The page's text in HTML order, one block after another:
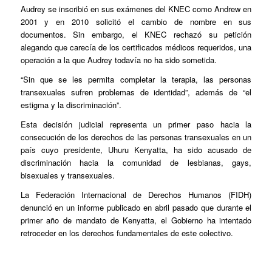
Audrey se inscribió en sus exámenes del KNEC como Andrew en
2001 y en 2010 solicitó el cambio de nombre en sus
documentos. Sin embargo, el KNEC rechazó su petición
alegando que carecía de los certificados médicos requeridos, una
operación a la que Audrey todavía no ha sido sometida.
“Sin que se les permita completar la terapia, las personas
transexuales sufren problemas de identidad”, además de “el
estigma y la discriminación”.
Esta decisión judicial representa un primer paso hacia la
consecución de los derechos de las personas transexuales en un
país cuyo presidente, Uhuru Kenyatta, ha sido acusado de
discriminación hacia la comunidad de lesbianas, gays,
bisexuales y transexuales.
La Federación Internacional de Derechos Humanos (FIDH)
denunció en un informe publicado en abril pasado que durante el
primer año de mandato de Kenyatta, el Gobierno ha intentado
retroceder en los derechos fundamentales de este colectivo.